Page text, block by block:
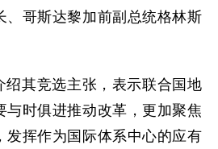
、哥斯达黎加前副总统格林斯
绍其竞选主张，表示联合国地
与时俱进推动改革，更加聚焦
发挥作为国际体系中心的应有